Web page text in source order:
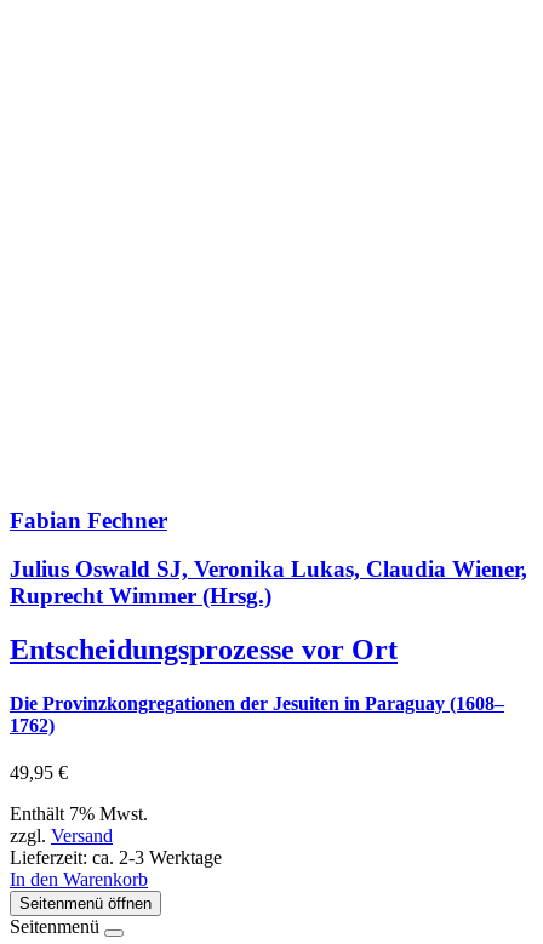
Fabian Fechner
Julius Oswald SJ, Veronika Lukas, Claudia Wiener,
Ruprecht Wimmer (Hrsg.)
Entscheidungsprozesse vor Ort
Die Provinzkongregationen der Jesuiten in Paraguay (1608–
1762)
49,95 €
Enthält 7% Mwst.
zzgl. Versand
Lieferzeit: ca. 2-3 Werktage
In den Warenkorb
Seitenmenü öffnen
Seitenmenü